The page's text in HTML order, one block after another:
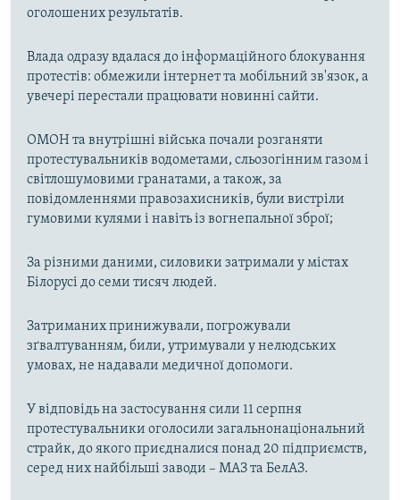
оголошених результатів.
Влада одразу вдалася до інформаційного блокування
протестів: обмежили інтернет та мобільний зв'язок, а
увечері перестали працювати новинні сайти.
ОМОН та внутрішні війська почали розганяти
протестувальників водометами, сльозогінним газом і
світлошумовими гранатами, а також, за
повідомленнями правозахисників, були вистріли
гумовими кулями і навіть із вогнепальної зброї;
За різними даними, силовики затримали у містах
Білорусі до семи тисяч людей.
Затриманих принижували, погрожували
зґвалтуванням, били, утримували у нелюдських
умовах, не надавали медичної допомоги.
У відповідь на застосування сили 11 серпня
протестувальники оголосили загальнонаціональний
страйк, до якого приєдналися понад 20 підприємств,
серед них найбільші заводи – МАЗ та БелАЗ.